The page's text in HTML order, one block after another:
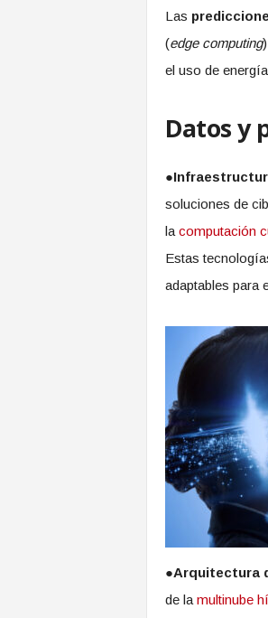
Las
(edge computing
el uso de
Datos y
●
soluciones de
la computación
Estas
adaptables para
●Arquitectura
de la multinube